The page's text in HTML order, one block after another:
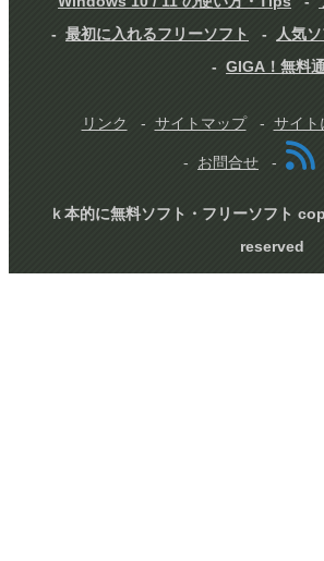
最初に入れるフリーソフト
人気
GIGA！無料
リンク サイトマップ サイト
お問合せ
ｋ本的に無料ソフト・フリーソフト
reserved